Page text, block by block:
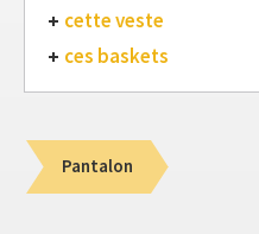
cette veste
ces baskets
Pantalon